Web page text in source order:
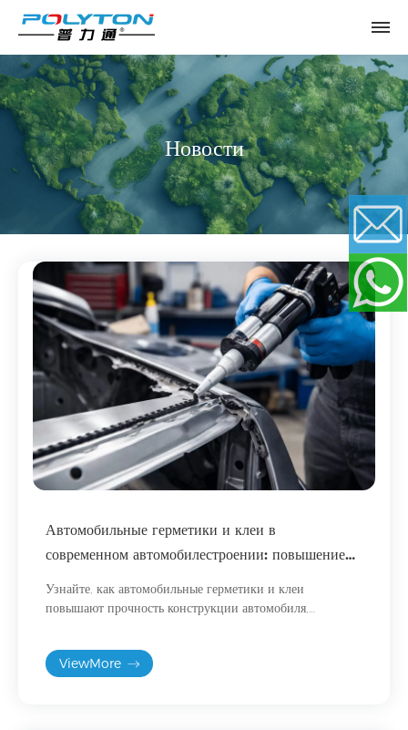
Новости
Автомобильные герметики и клеи в
современном автомобилестроении: повышение
производства.
Узнайте, как автомобильные герметики и клеи
повышают прочность конструкции автомобиля,
современном автомобилестроении.
ViewMore
Email
WhatsApp